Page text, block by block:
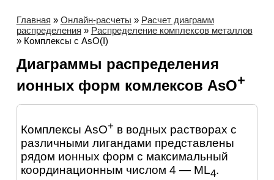
Главная » Онлайн-расчеты » Расчет диаграмм
распределения » Распределение комплексов металлов
» Комплексы с AsO(I)
Диаграммы распределения
ионных форм комлексов AsO+
Комплексы AsO+ в водных растворах с
различными лигандами представлены
рядом ионных форм с максимальный
координационным числом 4 — ML4.